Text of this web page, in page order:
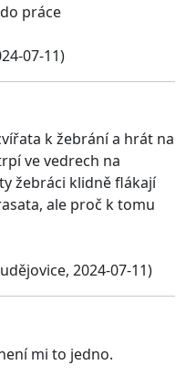
práce
07-11)
k žebrání a hrát na
ve vedrech na
žebráci klidně flákají
ale proč k tomu
2024-07-11)
mi to jedno.